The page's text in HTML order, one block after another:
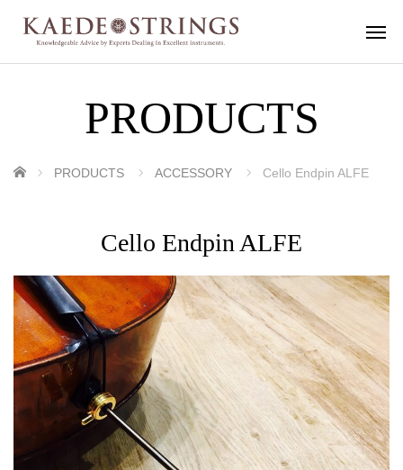
PRODUCTS
ホーム PRODUCTS ACCESSORY Cello Endpin ALFE
Cello Endpin ALFE